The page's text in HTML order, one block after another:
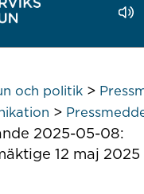
och politik>
>
2025-05-08:
12 maj